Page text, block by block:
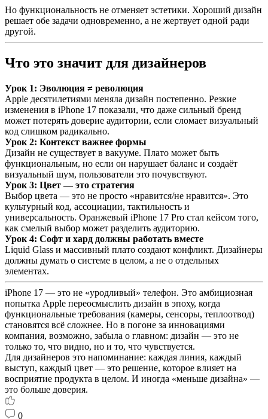
Но функциональность не отменяет эстетики. Хороший дизайн
решает обе задачи одновременно, а не жертвует одной ради
другой.
Что это значит для дизайнеров
Урок 1: Эволюция ≠ революция
Apple десятилетиями меняла дизайн постепенно. Резкие
изменения в iPhone 17 показали, что даже сильный бренд
может потерять доверие аудитории, если сломает визуальный
код слишком радикально.
Урок 2: Контекст важнее формы
Дизайн не существует в вакууме. Плато может быть
функциональным, но если он нарушает баланс и создаёт
визуальный шум, пользователи это почувствуют.
Урок 3: Цвет — это стратегия
Выбор цвета — это не просто «нравится/не нравится». Это
культурный код, ассоциации, тактильность и
универсальность. Оранжевый iPhone 17 Pro стал кейсом того,
как смелый выбор может разделить аудиторию.
Урок 4: Софт и хард должны работать вместе
Liquid Glass и массивный плато создают конфликт. Дизайнеры
должны думать о системе в целом, а не о отдельных
элементах.
iPhone 17 — это не «уродливый» телефон. Это амбициозная
попытка Apple переосмыслить дизайн в эпоху, когда
функциональные требования (камеры, сенсоры, теплоотвод)
становятся всё сложнее. Но в погоне за инновациями
компания, возможно, забыла о главном: дизайн — это не
только то, что видно, но и то, что чувствуется.
Для дизайнеров это напоминание: каждая линия, каждый
выступ, каждый цвет — это решение, которое влияет на
восприятие продукта в целом. И иногда «меньше дизайна» —
это больше доверия.
0